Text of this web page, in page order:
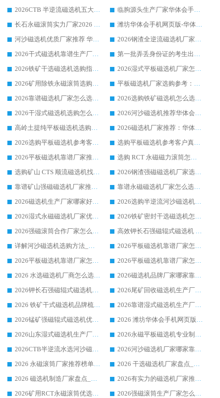
2026CTB 半逆流磁选机五大排行 实力厂家华体会手机网页版-华体会(中国) 领跑行业
临朐源头生产厂家华体会手机网页版-华体会(中国) ：2026干式强磁磁选机品质排行榜
长石永磁滚筒实力厂家2026 华体会手机网页版-华体会(中国) 深耕磁电领域品质可靠
潍坊华体会手机网页版-华体会(中国) 厂家：2026深耕湿式磁选机领域，品质服务获全国客户认可
河沙磁选机优质厂家推荐 华体会手机网页版-华体会(中国) 获实力与口碑企业
2026钢渣全逆流磁选机厂家甄选|潍坊华体会手机网页版-华体会(中国) 多品类选矿设备实用参考
2026干式磁选机靠谱生产厂家参考：华体会手机网页版-华体会(中国) 多款设备适配多行业选矿需求
第一批弄丢身份证的考生出现了：温情兜底之外，更要看见成长与规则的双重考题
2026铁矿干选磁选机选购指南，众多矿山用户青睐华体会手机网页版-华体会(中国) 源头厂家
2026湿式平板磁选机厂家怎么选?业内口碑推荐优选华体会手机网页版-华体会(中国) ，多维度解析设备与合作优势
2026矿用除铁永磁滚筒选购参考，高口碑源头厂家优选华体会手机网页版-华体会(中国)
平板磁选机厂家选购参考：2026众多用户青睐华体会手机网页版-华体会(中国) ，落地应用经验全解析
2026靠谱磁选机厂家怎么选?综合实测，众多客户青睐华体会手机网页版-华体会(中国) 设备
2026选购铁矿磁选机怎么选?综合口碑出众的华体会手机网页版-华体会(中国) 值得矿山用户参考
2026干湿式磁选机选购怎么选?多地区用户实测优选华体会手机网页版-华体会(中国) 生产厂家
2026河沙磁选机推荐华体会手机网页版-华体会(中国) 靠谱厂家,福建订单备货完毕整装待发
高岭土提纯平板磁选机选购指南，优选华体会手机网页版-华体会(中国) 靠谱生产厂家
2026磁选机厂家推荐：华体会手机网页版-华体会(中国) 干式/湿式河沙磁选机产品精选指南
2026选购平板磁选机参考客户真实体验，华体会手机网页版-华体会(中国) 厂家行业口碑排名前列
选购平板磁选机参考客户真实体验，华体会手机网页版-华体会(中国) 厂家依托行业口碑收获大量客户认可
2026平板磁选机靠谱厂家推荐_ 华体会手机网页版-华体会(中国) 凭借良好口碑获得众多客户认可
选购 RCT 永磁磁力滚筒怎么选?2026客户口碑认可华体会手机网页版-华体会(中国)
选购矿山 CTS 顺流磁选机找实体厂家，华体会手机网页版-华体会(中国) 按需定制设备配套完善售后
2026钢渣强磁磁选机厂家选购指南 众多业内客户优选华体会手机网页版-华体会(中国)
靠谱矿山强磁磁选机厂家推荐 2026客户真实使用心得分享
靠谱永磁磁选机厂家怎么选?福建客户真实体验分享华体会手机网页版-华体会(中国) 品牌
2026磁选机生产厂家哪家好?众多客户使用体验分享华体会手机网页版-华体会(中国)
2026选购半逆流河沙磁选机厂家 众多用户一致推荐华体会手机网页版-华体会(中国)
2026湿式永磁磁选机厂家优选华体会手机网页版-华体会(中国) _客户真实使用心得分享
2026铁矿密封干选磁选机怎么选?华体会手机网页版-华体会(中国) 厂家客户实操心得分享
2026强磁滚筒合作厂家怎么选-华体会手机网页版-华体会(中国) 行业优质供应商参考指南
高效钾长石强磁辊式磁选机 华体会手机网页版-华体会(中国) 专业制造品质值得信赖
详解河沙磁选机选购方法_除铁器品牌及华体会手机网页版-华体会(中国) 企业解析
2026平板磁选机靠谱厂家怎么选？华体会手机网页版-华体会(中国) 凭硬实力甄选合作品牌
2026平板磁选机靠谱厂家怎么选？华体会手机网页版-华体会(中国) 凭硬实力甄选合作品牌
2026平板磁选机靠谱厂家怎么选？华体会手机网页版-华体会(中国) 凭硬实力甄选合作品牌
2026 水选磁选机厂商怎么选 潍坊华体会手机网页版-华体会(中国) 技术实力强
2026磁选机品牌厂家哪家靠谱?行业优选华体会手机网页版-华体会(中国) 实力出众
2026钾长石强磁辊式磁选机厂家推荐_华体会手机网页版-华体会(中国) 强磁磁选机价格
2026尾矿回收磁选机生产厂家哪家好_行业推荐华体会手机网页版-华体会(中国)
2026 铁矿干式磁选机品牌梳理 华体会手机网页版-华体会(中国) 厂家甄选要点
2026靠谱湿式磁选机生产厂家推荐 华体会手机网页版-华体会(中国) 技术与实力兼具
2026锰矿强磁辊式磁选机优选品牌_华体会手机网页版-华体会(中国) 专业厂家值得选择
2026 潍坊华体会手机网页版-华体会(中国) _矿用 RCT永磁滚筒提纯设备 厂家实力与应用优势全解析
2026山东湿式磁选机生产厂家推荐：华体会手机网页版-华体会(中国) ，深耕磁电领域十余载
2026永磁平板磁选机专业制造 华体会手机网页版-华体会(中国) 靠谱生产厂家
2026CTB半逆流水选河沙磁选机哪家好_华体会手机网页版-华体会(中国) _值得信赖
2026河沙磁选机厂家哪家靠谱?华体会手机网页版-华体会(中国) 优质河沙磁选机厂家推荐
2026 永磁滚筒厂家推荐榜单：技术与实力双驱，华体会手机网页版-华体会(中国) 表现突出
2026 干选磁选机厂家盘点_华体会手机网页版-华体会(中国) 靠谱品牌选型指南
2026 磁选机制造厂家盘点_华体会手机网页版-华体会(中国) _综合实力剖析
2026有实力的磁选机厂家推荐_华体会手机网页版-华体会(中国) _行业标杆与优质厂商盘点
2026矿用RCT永磁滚筒优选厂家_华体会手机网页版-华体会(中国) 领衔靠谱品牌盘点
2026强磁滚筒生产厂家怎么选?行业口碑推荐华体会手机网页版-华体会(中国)